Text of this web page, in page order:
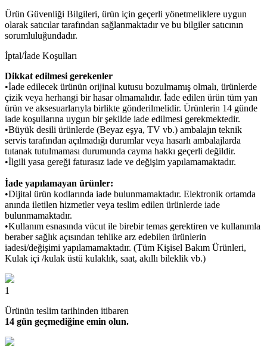
Ürün Güvenliği Bilgileri, ürün için geçerli yönetmeliklere uygun
olarak satıcılar tarafından sağlanmaktadır ve bu bilgiler satıcının
sorumluluğundadır.
İptal/İade Koşulları
Dikkat edilmesi gerekenler
•İade edilecek ürünün orijinal kutusu bozulmamış olmalı, ürünlerde
çizik veya herhangi bir hasar olmamalıdır. İade edilen ürün tüm yan
ürün ve aksesuarlarıyla birlikte gönderilmelidir. Ürünlerin 14 günde
iade koşullarına uygun bir şekilde iade edilmesi gerekmektedir.
•Büyük desili ürünlerde (Beyaz eşya, TV vb.) ambalajın teknik
servis tarafından açılmadığı durumlar veya hasarlı ambalajlarda
tutanak tutulmaması durumunda cayma hakkı geçerli değildir.
•İlgili yasa gereği faturasız iade ve değişim yapılamamaktadır.
İade yapılamayan ürünler:
•Dijital ürün kodlarında iade bulunmamaktadır. Elektronik ortamda
anında iletilen hizmetler veya teslim edilen ürünlerde iade
bulunmamaktadır.
•Kullanım esnasında vücut ile birebir temas gerektiren ve kullanımla
beraber sağlık açısından tehlike arz edebilen ürünlerin
iadesi/değişimi yapılamamaktadır. (Tüm Kişisel Bakım Ürünleri,
Kulak içi /kulak üstü kulaklık, saat, akıllı bileklik vb.)
1
Ürünün teslim tarihinden itibaren
14 gün geçmediğine emin olun.